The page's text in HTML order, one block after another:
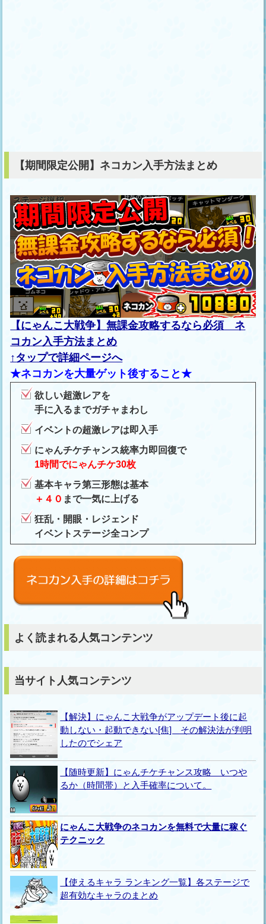
【期間限定公開】ネコカン入手方法まとめ
【にゃんこ大戦争】無課金攻略するなら必須 ネ
コカン入手方法まとめ
↑タップで詳細ページへ
★ネコカンを大量ゲット後すること★
欲しい超激レアを
手に入るまでガチャまわし
イベントの超激レアは即入手
にゃんチケチャンス統率力即回復で
1時間でにゃんチケ30枚
基本キャラ第三形態は基本
＋４０ まで一気に上げる
狂乱・開眼・レジェンド
イベントステージ全コンプ
よく読まれる人気コンテンツ
当サイト人気コンテンツ
【解決】にゃんこ大戦争がアップデート後に起
動しない・起動できない[焦] その解決法が判明
したのでシェア
【随時更新】にゃんチケチャンス攻略 いつや
るか（時間帯）と入手確率について。
にゃんこ大戦争のネコカンを無料で大量に稼ぐ
テクニック
【使えるキャラ ランキング一覧】各ステージで
超有効なキャラのまとめ